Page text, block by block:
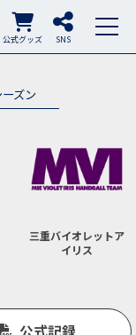
SNS
公式グッズ
ズン
三重バイオレットア
イリス